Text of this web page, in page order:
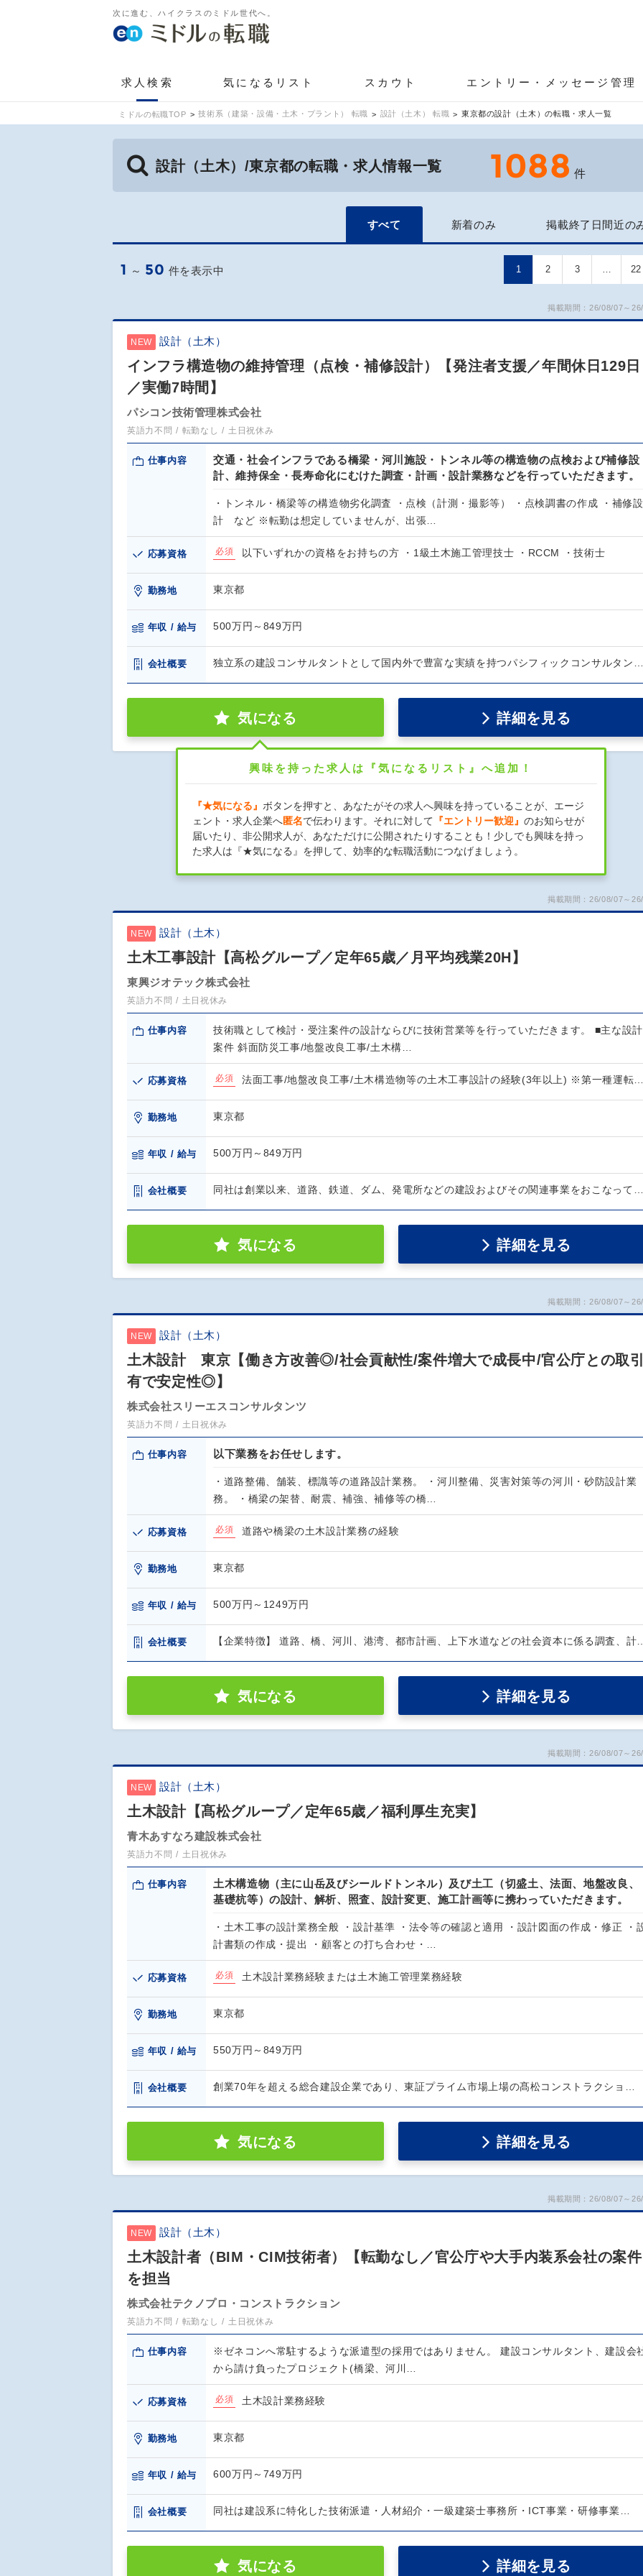
次に進む、ハイクラスのミドル世代へ。
求人検索 気になるリスト スカウト エントリー・メッセージ管理
ミドルの転職TOP 技術系（建築・設備・土木・プラント） 転職 設計（土木） 転職 東京都の設計（土木）の転職・求人一覧
設計（土木）/東京都の転職・求人情報一覧 1088 件
すべて 新着のみ 掲載終了日間近の
1 ～ 50 件を表示中 1 2 3 … 22
掲載期間：26/08/07～
NEW 設計（土木）
インフラ構造物の維持管理（点検・補修設計）【発注者支援／年間休日129日
／実働7時間】
パシコン技術管理株式会社
英語力不問 転勤なし 土日祝休み
仕事内容
交通・社会インフラである橋梁・河川施設・トンネル等の構造物の点検および補修設
計、維持保全・長寿命化にむけた調査・計画・設計業務などを行っていただきます。
・トンネル・橋梁等の構造物劣化調査 ・点検（計測・撮影等） ・点検調書の作成 ・補修設
計 など ※転勤は想定していませんが、出張…
応募資格 必須 以下いずれかの資格をお持ちの方 ・1級土木施工管理技士 ・RCCM ・技術士
勤務地 東京都
年収 / 給与 500万円～849万円
会社概要 独立系の建設コンサルタントとして国内外で豊富な実績を持つパシフィックコンサルタン
気になる 詳細を見る
興味を持った求人は『気になるリスト』へ追加！
『★気になる』 ボタンを押すと、あなたがその求人へ興味を持っていることが、エージ
ェント・求人企業へ匿名で伝わります。それに対して 『エントリー歓迎』 のお知らせが
届いたり、非公開求人が、あなただけに公開されたりすることも！少しでも興味を持っ
た求人は『★気になる』を押して、効率的な転職活動につなげましょう。
掲載期間：26/08/07～
NEW 設計（土木）
土木工事設計【高松グループ／定年65歳／月平均残業20H】
東興ジオテック株式会社
英語力不問 土日祝休み
仕事内容
技術職として検討・受注案件の設計ならびに技術営業等を行っていただきます。 ■主な設計
案件 斜面防災工事/地盤改良工事/土木構…
応募資格 必須 法面工事/地盤改良工事/土木構造物等の土木工事設計の経験(3年以上) ※第一種運転
勤務地 東京都
年収 / 給与 500万円～849万円
会社概要 同社は創業以来、道路、鉄道、ダム、発電所などの建設およびその関連事業をおこなって
気になる 詳細を見る
掲載期間：26/08/07～
NEW 設計（土木）
土木設計 東京【働き方改善◎/社会貢献性/案件増大で成長中/官公庁との取
有で安定性◎】
株式会社スリーエスコンサルタンツ
英語力不問 土日祝休み
仕事内容 以下業務をお任せします。
・道路整備、舗装、標識等の道路設計業務。 ・河川整備、災害対策等の河川・砂防設計業
務。 ・橋梁の架替、耐震、補強、補修等の橋…
応募資格 必須 道路や橋梁の土木設計業務の経験
勤務地 東京都
年収 / 給与 500万円～1249万円
会社概要 【企業特徴】 道路、橋、河川、港湾、都市計画、上下水道などの社会資本に係る調査、
気になる 詳細を見る
掲載期間：26/08/07～
NEW 設計（土木）
土木設計【髙松グループ／定年65歳／福利厚生充実】
青木あすなろ建設株式会社
英語力不問 土日祝休み
仕事内容
土木構造物（主に山岳及びシールドトンネル）及び土工（切盛土、法面、地盤改良、
基礎杭等）の設計、解析、照査、設計変更、施工計画等に携わっていただきます。
・土木工事の設計業務全般 ・設計基準 ・法令等の確認と適用 ・設計図面の作成・修正 ・
計書類の作成・提出 ・顧客との打ち合わせ・…
応募資格 必須 土木設計業務経験または土木施工管理業務経験
勤務地 東京都
年収 / 給与 550万円～849万円
会社概要 創業70年を超える総合建設企業であり、東証プライム市場上場の髙松コンストラクショ…
気になる 詳細を見る
掲載期間：26/08/07～
NEW 設計（土木）
土木設計者（BIM・CIM技術者）【転勤なし／官公庁や大手内装系会社の案件
を担当
株式会社テクノプロ・コンストラクション
英語力不問 転勤なし 土日祝休み
仕事内容
※ゼネコンへ常駐するような派遣型の採用ではありません。 建設コンサルタント、建設会
から請け負ったプロジェクト(橋梁、河川…
応募資格 必須 土木設計業務経験
勤務地 東京都
年収 / 給与 600万円～749万円
会社概要 同社は建設系に特化した技術派遣・人材紹介・一級建築士事務所・ICT事業・研修事業…
気になる 詳細を見る